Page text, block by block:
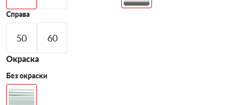
Справа
50 60
Окраска
Без окраски